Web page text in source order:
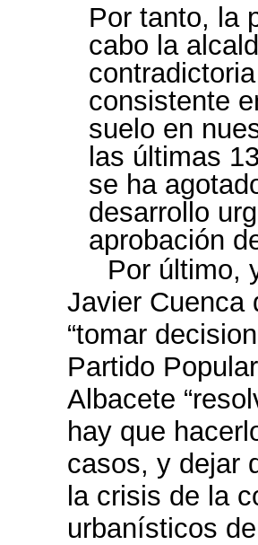
Por tanto, la
cabo la
consistente
suelo en
las últimas
se ha
desarrollo
aprobación
Por último,
Javier Cuenca
“tomar
Partido
Albacete
hay que
casos, y dejar
la crisis de la
urbanísticos